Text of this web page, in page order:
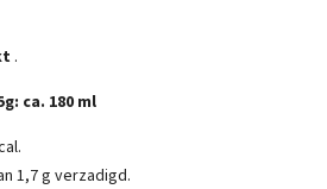
.
ca. 180 ml
1,7 g verzadigd.